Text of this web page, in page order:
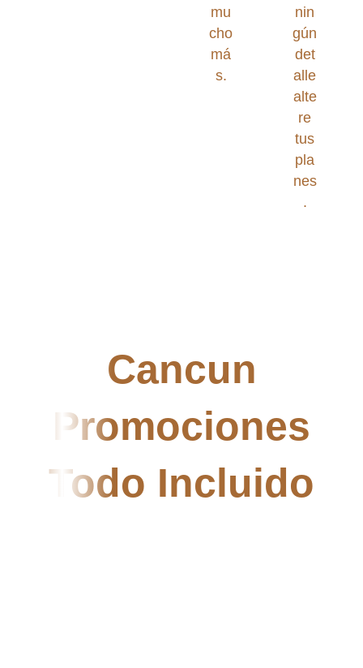
mu
cho
má
s.
nin
gún
det
alle
alte
re
tus
pla
nes
.
Cancun
Promociones
Todo Incluido